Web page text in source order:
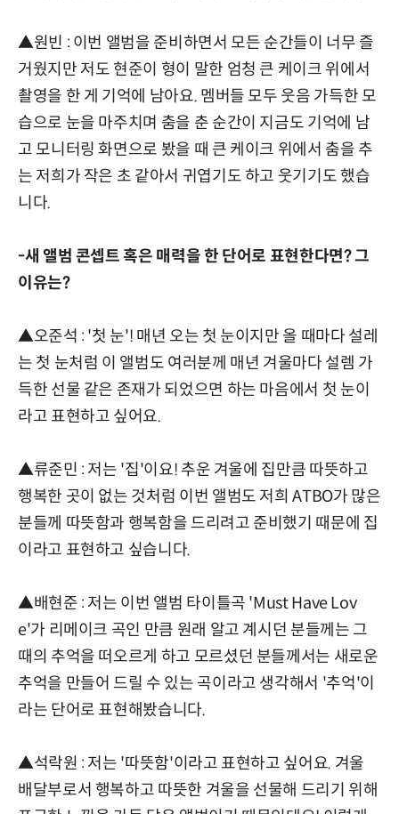
▲원빈 : 이번 앨범을 준비하면서 모든 순간들이 너무 즐
거웠지만 저도 현준이 형이 말한 엄청 큰 케이크 위에서
촬영을 한 게 기억에 남아요. 멤버들 모두 웃음 가득한 모
습으로 눈을 마주치며 춤을 춘 순간이 지금도 기억에 남
고 모니터링 화면으로 봤을 때 큰 케이크 위에서 춤을 추
는 저희가 작은 초 같아서 귀엽기도 하고 웃기기도 했습
니다.
-새 앨범 콘셉트 혹은 매력을 한 단어로 표현한다면? 그
이유는?
▲오준석 : '첫 눈'! 매년 오는 첫 눈이지만 올 때마다 설레
는 첫 눈처럼 이 앨범도 여러분께 매년 겨울마다 설렘 가
득한 선물 같은 존재가 되었으면 하는 마음에서 첫 눈이
라고 표현하고 싶어요.
▲류준민 : 저는 '집'이요! 추운 겨울에 집만큼 따뜻하고
행복한 곳이 없는 것처럼 이번 앨범도 저희 ATBO가 많은
분들께 따뜻함과 행복함을 드리려고 준비했기 때문에 집
이라고 표현하고 싶습니다.
▲배현준 : 저는 이번 앨범 타이틀곡 'Must Have Lov
e'가 리메이크 곡인 만큼 원래 알고 계시던 분들께는 그
때의 추억을 떠오르게 하고 모르셨던 분들께서는 새로운
추억을 만들어 드릴 수 있는 곡이라고 생각해서 '추억'이
라는 단어로 표현해봤습니다.
▲석락원 : 저는 '따뜻함'이라고 표현하고 싶어요. 겨울
배달부로서 행복하고 따뜻한 겨울을 선물해 드리기 위해